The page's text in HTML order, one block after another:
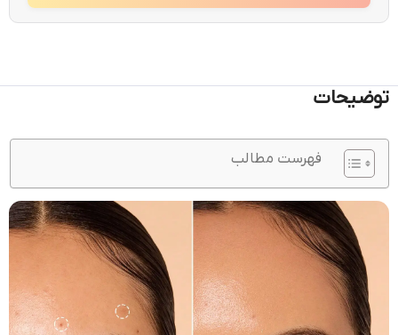
توضیحات
فهرست مطالب